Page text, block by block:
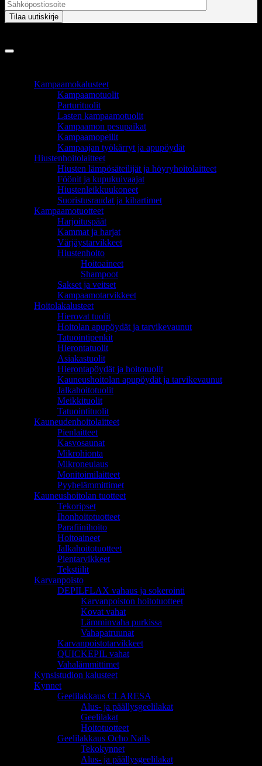
Kampaamokalusteet
Kampaamotuolit
Parturituolit
Lasten kampaamotuolit
Kampaamon pesupaikat
Kampaamopeilit
Kampaajan työkärryt ja apupöydät
Hiustenhoitolaitteet
Hiusten lämpösäteilijät ja höyryhoitolaitteet
Föönit ja kupukuivaajat
Hiustenleikkuukoneet
Suoristusraudat ja kihartimet
Kampaamotuotteet
Harjoituspäät
Kammat ja harjat
Värjäystarvikkeet
Hiustenhoito
Hoitoaineet
Shampoot
Sakset ja veitset
Kampaamotarvikkeet
Hoitolakalusteet
Hierovat tuolit
Hoitolan apupöydät ja tarvikevaunut
Tatuointipenkit
Hierontatuolit
Asiakastuolit
Hierontapöydät ja hoitotuolit
Kauneushoitolan apupöydät ja tarvikevaunut
Jalkahoitotuolit
Meikkituolit
Tatuointituolit
Kauneudenhoitolaitteet
Pienlaitteet
Kasvosaunat
Mikrohionta
Mikroneulaus
Monitoimilaitteet
Pyyhelämmittimet
Kauneushoitolan tuotteet
Tekoripset
Ihonhoitotuotteet
Parafiinihoito
Hoitoaineet
Jalkahoitotuotteet
Pientarvikkeet
Tekstiilit
Karvanpoisto
DEPILFLAX vahaus ja sokerointi
Karvanpoiston hoitotuotteet
Kovat vahat
Lämminvaha purkissa
Vahapatruunat
Karvanpoistotarvikkeet
QUICKEPIL vahat
Vahalämmittimet
Kynsistudion kalusteet
Kynnet
Geelilakkaus CLARESA
Alus- ja päällysgeelilakat
Geelilakat
Hoitotuotteet
Geelilakkaus Ocho Nails
Tekokynnet
Alus- ja päällysgeelilakat